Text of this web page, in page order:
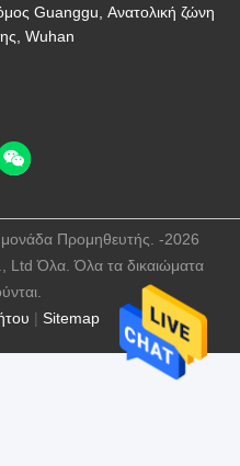
Guanggu, Ανατολική ζώνη
Wuhan
| Sitemap
μονάδα Προμηθευτής. -2026
Ltd Όλα. Όλα τα δικαιώματα